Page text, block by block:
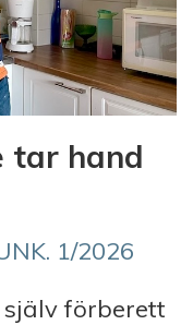
tar hand
1/2026
själv förberett